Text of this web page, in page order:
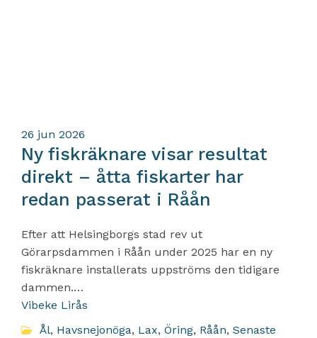
26 jun 2026
Ny fiskräknare visar resultat
direkt – åtta fiskarter har
redan passerat i Råån
Efter att Helsingborgs stad rev ut
Görarpsdammen i Råån under 2025 har en ny
fiskräknare installerats uppströms den tidigare
dammen.…
Vibeke Lirås
Ål, Havsnejonöga, Lax, Öring, Råån, Senaste